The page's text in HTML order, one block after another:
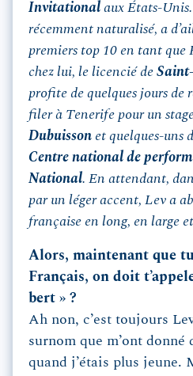
Invitational aux États-
récemment naturalisé, a
premiers top 10 en tant que
chez lui, le licencié de
profite de quelques jours de
filer à Tenerife pour un
Dubuisson et quelques-uns
Centre national de
National. En attendant,
par un léger accent, Lev a
française en long, en large
Alors, maintenant que
Français, on doit
bert » ?
Ah non, c’est toujours
surnom que m’ont
quand j’étais plus jeune.